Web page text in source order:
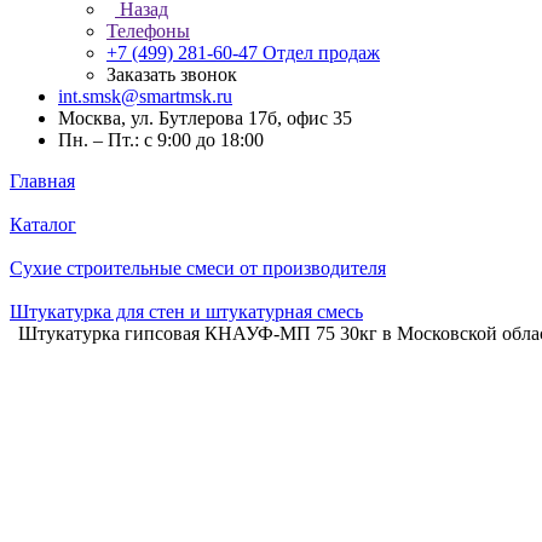
Назад
Телефоны
+7 (499) 281-60-47 Отдел продаж
Заказать звонок
int.smsk@smartmsk.ru
Москва, ул. Бутлерова 17б, офис 35
Пн. – Пт.: с 9:00 до 18:00
Главная
Каталог
Сухие строительные смеси от производителя
Штукатурка для стен и штукатурная смесь
Штукатурка гипсовая КНАУФ-МП 75 30кг в Московской